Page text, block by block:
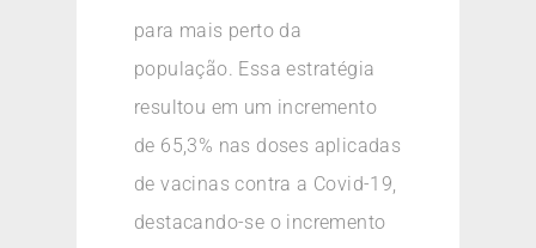
para mais perto da
população. Essa estratégia
resultou em um incremento
de 65,3% nas doses aplicadas
de vacinas contra a Covid-19,
destacando-se o incremento